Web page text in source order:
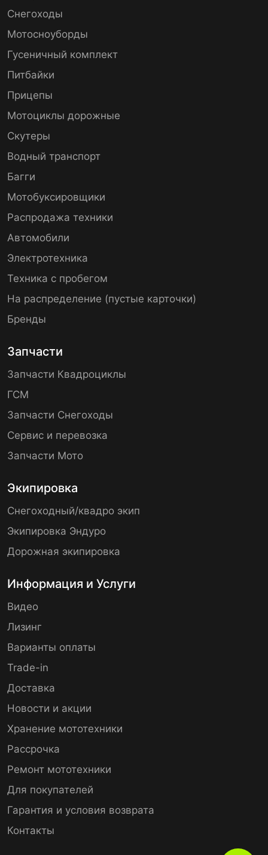
Снегоходы
Мотосноуборды
Гусеничный комплект
Питбайки
Прицепы
Мотоциклы дорожные
Скутеры
Водный транспорт
Багги
Мотобуксировщики
Распродажа техники
Автомобили
Электротехника
Техника с пробегом
На распределение (пустые карточки)
Бренды
Запчасти
Запчасти Квадроциклы
ГСМ
Запчасти Снегоходы
Сервис и перевозка
Запчасти Мото
Экипировка
Снегоходный/квадро экип
Экипировка Эндуро
Дорожная экипировка
Информация и Услуги
Видео
Лизинг
Варианты оплаты
Trade-in
Доставка
Новости и акции
Хранение мототехники
Рассрочка
Ремонт мототехники
Для покупателей
Гарантия и условия возврата
Контакты